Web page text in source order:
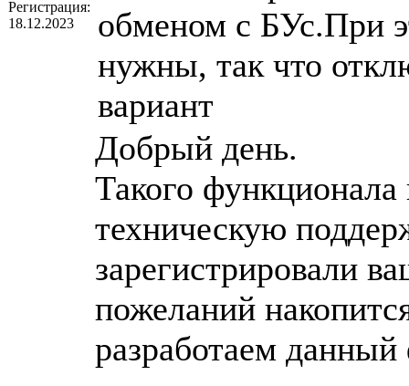
Регистрация:
18.12.2023
обменом с БУс.При
нужны, так что
вариант
Добрый день.
Такого
техническую
зарегистрировали
пожеланий
разработаем